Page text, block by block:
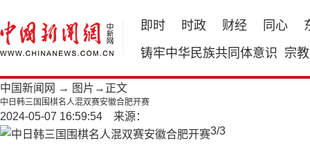
即时 时政 财经 同心
铸牢中华民族共同体意识 宗教
中国新闻网 → 图片 →正文
中日韩三国围棋名人混双赛安徽合肥开赛
2024-05-07 16:59:54 来源：
3/3